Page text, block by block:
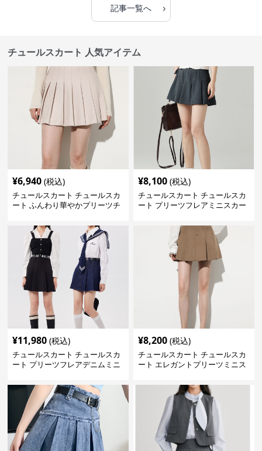
記事一覧へ ›
チュールスカート 人気アイテム
¥6,940 (税込)
チュールスカート チュールスカ
ート ふんわり華やかプリーツチ
¥8,100 (税込)
チュールスカート チュールスカ
ート プリーツフレアミニスカー
¥11,980 (税込)
チュールスカート チュールスカ
ート プリーツフレアデニムミニ
¥8,200 (税込)
チュールスカート チュールスカ
ート エレガントプリーツミニス